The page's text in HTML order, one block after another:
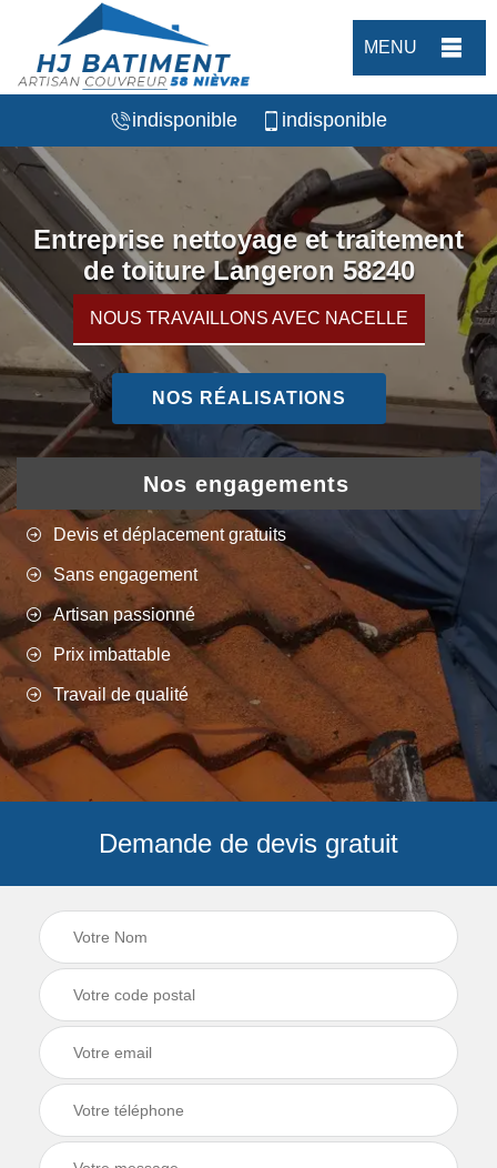
MENU
indisponible indisponible
Entreprise nettoyage et traitement
de toiture Langeron 58240
NOUS TRAVAILLONS AVEC NACELLE
NOS RÉALISATIONS
Nos engagements
Devis et déplacement gratuits
Sans engagement
Artisan passionné
Prix imbattable
Travail de qualité
Demande de devis gratuit